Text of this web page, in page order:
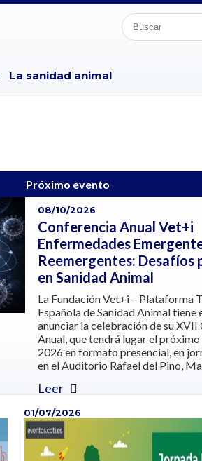
La sanidad animal
Próximo evento
08/10/2026
Conferencia Anual Vet+i
Enfermedades
Reemergentes: Desafíos
en Sanidad Animal
La Fundación Vet+i – Plataforma
Española de Sanidad Animal tiene
anunciar la celebración de su
Anual, que tendrá lugar el
2026 en formato presencial, en
en el Auditorio Rafael del Pino,
Leer
01/07/2026